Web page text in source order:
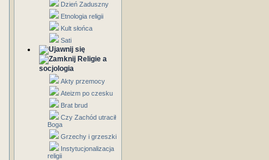
Dzień Zaduszny
Etnologia religii
Kult słońca
Sati
Religie a
socjologia
Akty przemocy
Ateizm po czesku
Brat brud
Czy Zachód utracił
Boga
Grzechy i grzeszki
Instytucjonalizacja
religii